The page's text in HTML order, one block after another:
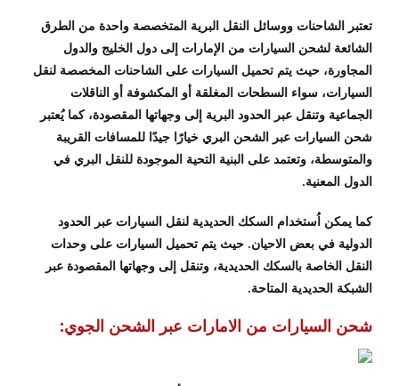
تعتبر الشاحنات ووسائل النقل البرية المتخصصة واحدة من الطرق
الشائعة لشحن السيارات من الإمارات إلى دول الخليج والدول
المجاورة، حيث يتم تحميل السيارات على الشاحنات المخصصة لنقل
السيارات، سواء السطحات المغلقة أو المكشوفة أو الناقلات
الجماعية وتنقل عبر الحدود البرية إلى وجهاتها المقصودة، كما يُعتبر
شحن السيارات عبر الشحن البري خيارًا جيدًا للمسافات القريبة
والمتوسطة، وتعتمد على البنية التحية الموجودة للنقل البري في
الدول المعنية.
كما يمكن اُستخدام السكك الحديدية لنقل السيارات عبر الحدود
الدولية في بعض الاحيان. حيث يتم تحميل السيارات على وحدات
النقل الخاصة بالسكك الحديدية، وتنقل إلى وجهاتها المقصودة عبر
الشبكة الحديدية المتاحة.
شحن السيارات من الامارات عبر الشحن الجوي: